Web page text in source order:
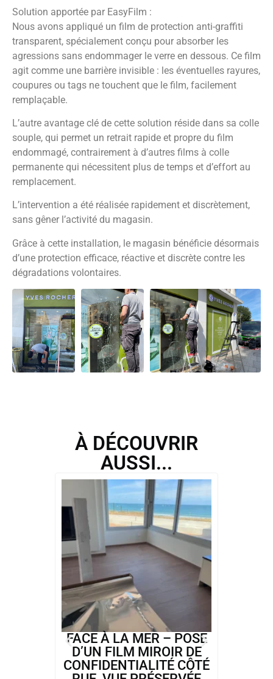
Solution apportée par EasyFilm :
Nous avons appliqué un film de protection anti-graffiti
transparent, spécialement conçu pour absorber les
agressions sans endommager le verre en dessous. Ce film
agit comme une barrière invisible : les éventuelles rayures,
coupures ou tags ne touchent que le film, facilement
remplaçable.
L’autre avantage clé de cette solution réside dans sa colle
souple, qui permet un retrait rapide et propre du film
endommagé, contrairement à d’autres films à colle
permanente qui nécessitent plus de temps et d’effort au
remplacement.
L’intervention a été réalisée rapidement et discrètement,
sans gêner l’activité du magasin.
Grâce à cette installation, le magasin bénéficie désormais
d’une protection efficace, réactive et discrète contre les
dégradations volontaires.
À DÉCOUVRIR
AUSSI...
FACE À LA MER – POSE
D’UN FILM MIROIR DE
CONFIDENTIALITÉ CÔTÉ